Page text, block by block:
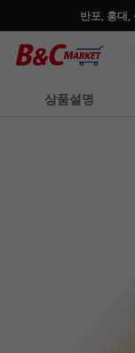
반포, 홍대,
상품설명